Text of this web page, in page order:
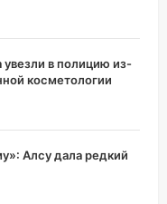
в полицию из-
косметологии
Алсу дала редкий